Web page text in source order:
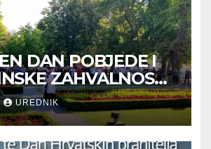
DAN POBJEDE I
ZAHVALNOSTI
UREDNIK